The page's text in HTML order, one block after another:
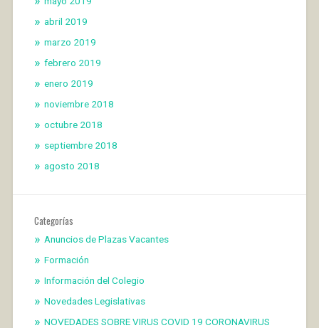
abril 2019
marzo 2019
febrero 2019
enero 2019
noviembre 2018
octubre 2018
septiembre 2018
agosto 2018
Categorías
Anuncios de Plazas Vacantes
Formación
Información del Colegio
Novedades Legislativas
NOVEDADES SOBRE VIRUS COVID 19 CORONAVIRUS